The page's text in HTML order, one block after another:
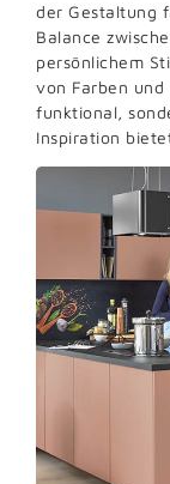
der Gestaltung
Balance
persönlichem
von Farben
funktional,
Inspiration